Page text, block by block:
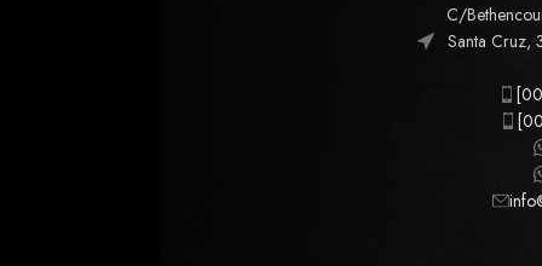
C/
Santa Cruz,